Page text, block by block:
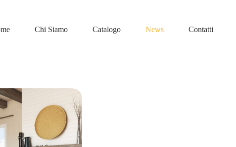
Chi Siamo Catalogo News Contatti